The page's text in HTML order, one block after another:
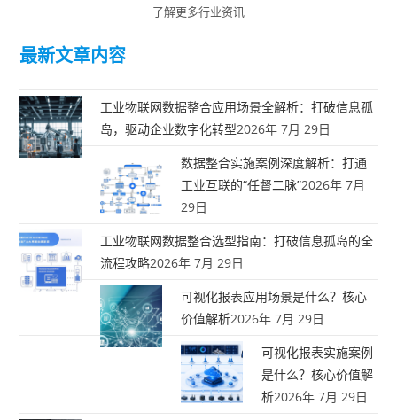
了解更多行业资讯
最新文章内容
工业物联网数据整合应用场景全解析：打破信息孤
岛，驱动企业数字化转型2026年 7月 29日
数据整合实施案例深度解析：打通
工业互联的“任督二脉”2026年 7月
29日
工业物联网数据整合选型指南：打破信息孤岛的全
流程攻略2026年 7月 29日
可视化报表应用场景是什么？核心
价值解析2026年 7月 29日
可视化报表实施案例
是什么？核心价值解
析2026年 7月 29日